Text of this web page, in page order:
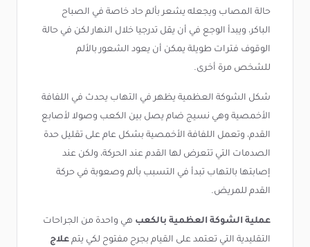
حالة المصاب ويجعله يشعر بألم حاد خاصة في الصباح
الباكر، ويبدأ الوجع في أن يقل تدرجيا خلال النهار لكن في حالة
الوقوف فترات طويلة يمكن أن يعود الشعور بالألم
للشخص مرة أخرى.
شكل الشوكة العظمية يظهر في التهاب يحدث في اللفافة
الأخمصية وهي نسيج ضام يصل بين الكعب وصولا لأصابع
القدم، وتعمل اللفافة الأخمصية بشكل عام على تقليل حدة
الصدمات التي تتعرض لها القدم عند الحركة، ولكن عند
إصابتها بالتهاب تبدأ في التسبب بألم وصعوبة في حركة
القدم للمريض.
عملية الشوكة العظمية بالكعب هي واحدة من الجراحات
التقليدية التي تعتمد على القيام بجرح مفتوح لكي يتم علاج